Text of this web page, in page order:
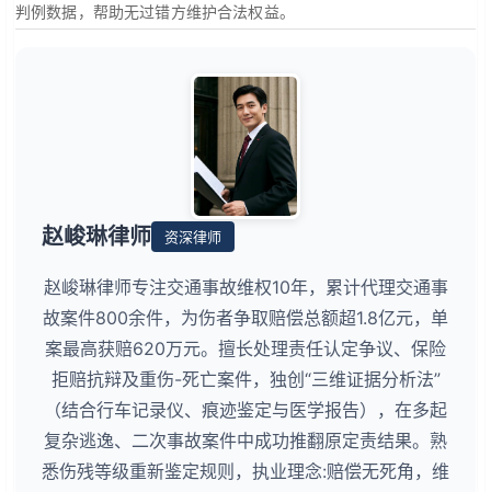
判例数据，帮助无过错方维护合法权益。
赵峻琳律师 资深律师
赵峻琳律师专注交通事故维权10年，累计代理交通事
故案件800余件，为伤者争取赔偿总额超1.8亿元，单
案最高获赔620万元。擅长处理责任认定争议、保险
拒赔抗辩及重伤-死亡案件，独创“三维证据分析法”
（结合行车记录仪、痕迹鉴定与医学报告），在多起
复杂逃逸、二次事故案件中成功推翻原定责结果。熟
悉伤残等级重新鉴定规则，执业理念:赔偿无死角，维